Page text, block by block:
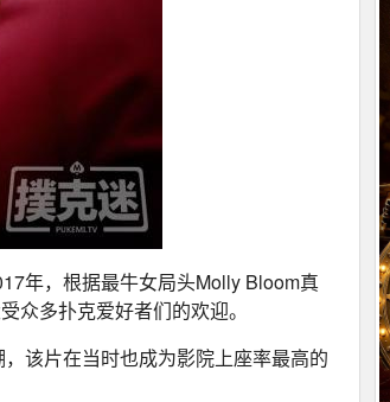
年，根据最牛女局头Molly Bloom真
众多扑克爱好者们的欢迎。
该片在当时也成为影院上座率最高的